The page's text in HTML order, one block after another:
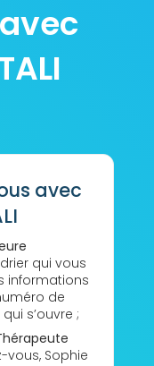
avec
qui vous
informations
de
s’ouvre ;
vous, Sophie